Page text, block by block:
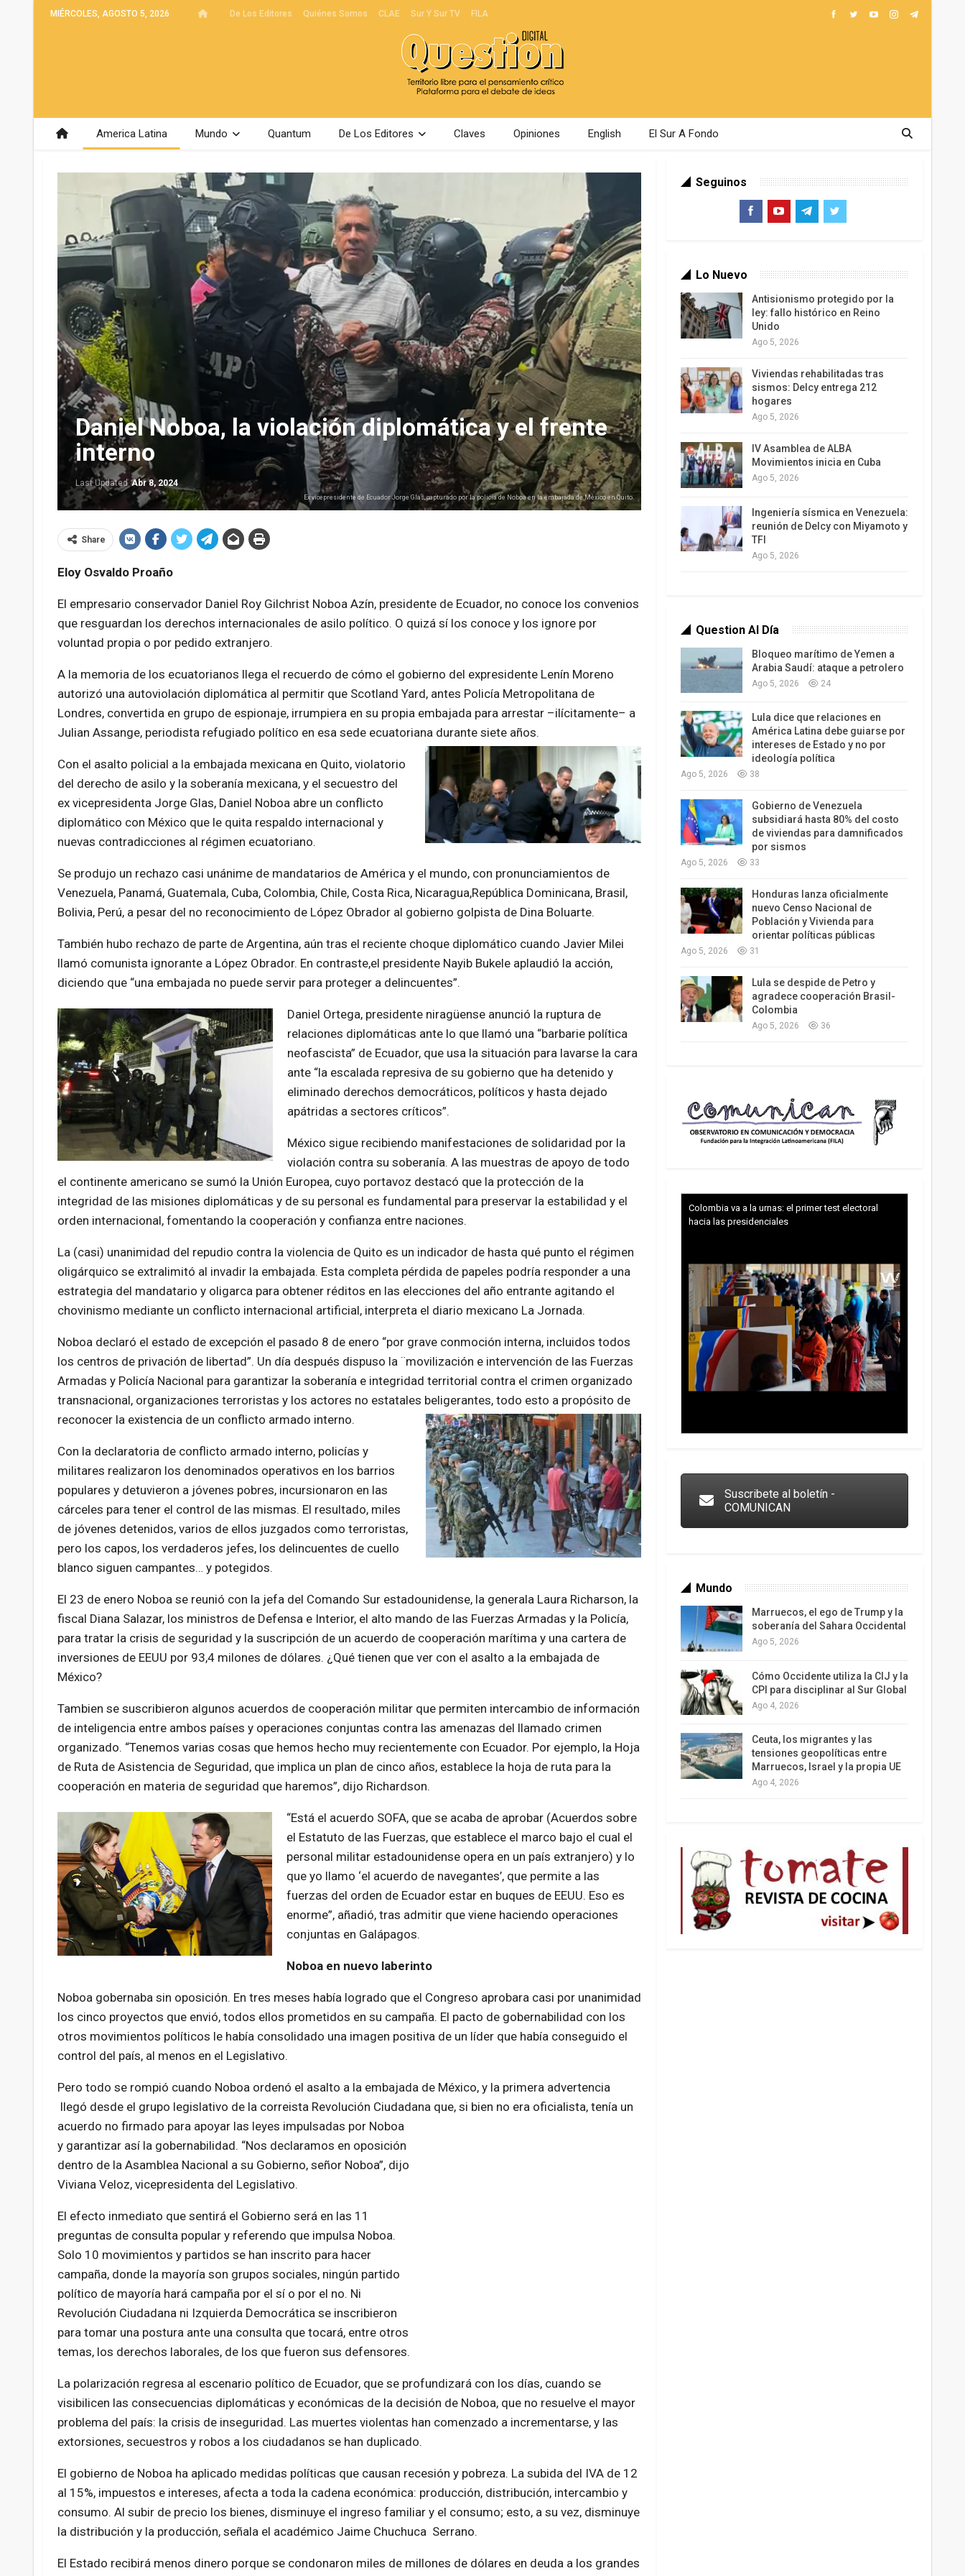
MIÉRCOLES, AGOSTO 5, 2026 De Los Editores Quiénes Somos CLAE Sur Y Sur TV FILA
America Latina Mundo Quantum De Los Editores Claves Opiniones English El Sur A Fondo
Daniel Noboa, la violación diplomática y el frente
interno
Last UpdatedAbr 8, 2024
Ex vicepresidente de Ecuador Jorge Glas, capturado por la policía de Noboa en la embajada de México en Quito.
Share
Eloy Osvaldo Proaño
El empresario conservador Daniel Roy Gilchrist Noboa Azín, presidente de Ecuador, no conoce los convenios
que resguardan los derechos internacionales de asilo político. O quizá sí los conoce y los ignore por
voluntad propia o por pedido extranjero.
A la memoria de los ecuatorianos llega el recuerdo de cómo el gobierno del expresidente Lenín Moreno
autorizó una autoviolación diplomática al permitir que Scotland Yard, antes Policía Metropolitana de
Londres, convertida en grupo de espionaje, irrumpiera en su propia embajada para arrestar –ilícitamente– a
Julian Assange, periodista refugiado político en esa sede ecuatoriana durante siete años.
Con el asalto policial a la embajada mexicana en Quito, violatorio
del derecho de asilo y la soberanía mexicana, y el secuestro del
ex vicepresidenta Jorge Glas, Daniel Noboa abre un conflicto
diplomático con México que le quita respaldo internacional y
nuevas contradicciones al régimen ecuatoriano.
Se produjo un rechazo casi unánime de mandatarios de América y el mundo, con pronunciamientos de
Venezuela, Panamá, Guatemala, Cuba, Colombia, Chile, Costa Rica, Nicaragua,República Dominicana, Brasil,
Bolivia, Perú, a pesar del no reconocimiento de López Obrador al gobierno golpista de Dina Boluarte.
También hubo rechazo de parte de Argentina, aún tras el reciente choque diplomático cuando Javier Milei
llamó comunista ignorante a López Obrador. En contraste,el presidente Nayib Bukele aplaudió la acción,
diciendo que “una embajada no puede servir para proteger a delincuentes”.
Daniel Ortega, presidente niragüense anunció la ruptura de
relaciones diplomáticas ante lo que llamó una “barbarie política
neofascista” de Ecuador, que usa la situación para lavarse la cara
ante “la escalada represiva de su gobierno que ha detenido y
eliminado derechos democráticos, políticos y hasta dejado
apátridas a sectores críticos”.
México sigue recibiendo manifestaciones de solidaridad por la
violación contra su soberanía. A las muestras de apoyo de todo
el continente americano se sumó la Unión Europea, cuyo portavoz destacó que la protección de la
integridad de las misiones diplomáticas y de su personal es fundamental para preservar la estabilidad y el
orden internacional, fomentando la cooperación y confianza entre naciones.
La (casi) unanimidad del repudio contra la violencia de Quito es un indicador de hasta qué punto el régimen
oligárquico se extralimitó al invadir la embajada. Esta completa pérdida de papeles podría responder a una
estrategia del mandatario y oligarca para obtener réditos en las elecciones del año entrante agitando el
chovinismo mediante un conflicto internacional artificial, interpreta el diario mexicano La Jornada.
Noboa declaró el estado de excepción el pasado 8 de enero “por grave conmoción interna, incluidos todos
los centros de privación de libertad”. Un día después dispuso la ¨movilización e intervención de las Fuerzas
Armadas y Policía Nacional para garantizar la soberanía e integridad territorial contra el crimen organizado
transnacional, organizaciones terroristas y los actores no estatales beligerantes, todo esto a propósito de
reconocer la existencia de un conflicto armado interno.
Con la declaratoria de conflicto armado interno, policías y
militares realizaron los denominados operativos en los barrios
populares y detuvieron a jóvenes pobres, incursionaron en las
cárceles para tener el control de las mismas. El resultado, miles
de jóvenes detenidos, varios de ellos juzgados como terroristas,
pero los capos, los verdaderos jefes, los delincuentes de cuello
blanco siguen campantes… y potegidos.
El 23 de enero Noboa se reunió con la jefa del Comando Sur estadounidense, la generala Laura Richarson, la
fiscal Diana Salazar, los ministros de Defensa e Interior, el alto mando de las Fuerzas Armadas y la Policía,
para tratar la crisis de seguridad y la suscripción de un acuerdo de cooperación marítima y una cartera de
inversiones de EEUU por 93,4 milones de dólares. ¿Qué tienen que ver con el asalto a la embajada de
México?
Tambien se suscribieron algunos acuerdos de cooperación militar que permiten intercambio de información
de inteligencia entre ambos países y operaciones conjuntas contra las amenazas del llamado crimen
organizado. “Tenemos varias cosas que hemos hecho muy recientemente con Ecuador. Por ejemplo, la Hoja
de Ruta de Asistencia de Seguridad, que implica un plan de cinco años, establece la hoja de ruta para la
cooperación en materia de seguridad que haremos”, dijo Richardson.
“Está el acuerdo SOFA, que se acaba de aprobar (Acuerdos sobre
el Estatuto de las Fuerzas, que establece el marco bajo el cual el
personal militar estadounidense opera en un país extranjero) y lo
que yo llamo ‘el acuerdo de navegantes’, que permite a las
fuerzas del orden de Ecuador estar en buques de EEUU. Eso es
enorme”, añadió, tras admitir que viene haciendo operaciones
conjuntas en Galápagos.
Noboa en nuevo laberinto
Noboa gobernaba sin oposición. En tres meses había logrado que el Congreso aprobara casi por unanimidad
los cinco proyectos que envió, todos ellos prometidos en su campaña. El pacto de gobernabilidad con los
otros movimientos políticos le había consolidado una imagen positiva de un líder que había conseguido el
control del país, al menos en el Legislativo.
Pero todo se rompió cuando Noboa ordenó el asalto a la embajada de México, y la primera advertencia
llegó desde el grupo legislativo de la correista Revolución Ciudadana que, si bien no era oficialista, tenía un
acuerdo no firmado para apoyar las leyes impulsadas por Noboa
y garantizar así la gobernabilidad. “Nos declaramos en oposición
dentro de la Asamblea Nacional a su Gobierno, señor Noboa”, dijo
Viviana Veloz, vicepresidenta del Legislativo.
El efecto inmediato que sentirá el Gobierno será en las 11
preguntas de consulta popular y referendo que impulsa Noboa.
Solo 10 movimientos y partidos se han inscrito para hacer
campaña, donde la mayoría son grupos sociales, ningún partido
político de mayoría hará campaña por el sí o por el no. Ni
Revolución Ciudadana ni Izquierda Democrática se inscribieron
para tomar una postura ante una consulta que tocará, entre otros
temas, los derechos laborales, de los que fueron sus defensores.
La polarización regresa al escenario político de Ecuador, que se profundizará con los días, cuando se
visibilicen las consecuencias diplomáticas y económicas de la decisión de Noboa, que no resuelve el mayor
problema del país: la crisis de inseguridad. Las muertes violentas han comenzado a incrementarse, y las
extorsiones, secuestros y robos a los ciudadanos se han duplicado.
El gobierno de Noboa ha aplicado medidas políticas que causan recesión y pobreza. La subida del IVA de 12
al 15%, impuestos e intereses, afecta a toda la cadena económica: producción, distribución, intercambio y
consumo. Al subir de precio los bienes, disminuye el ingreso familiar y el consumo; esto, a su vez, disminuye
la distribución y la producción, señala el académico Jaime Chuchuca Serrano.
El Estado recibirá menos dinero porque se condonaron miles de millones de dólares en deuda a los grandes
Seguinos
Lo Nuevo
Antisionismo protegido por la
ley: fallo histórico en Reino
Unido
Ago 5, 2026
Viviendas rehabilitadas tras
sismos: Delcy entrega 212
hogares
Ago 5, 2026
IV Asamblea de ALBA
Movimientos inicia en Cuba
Ago 5, 2026
Ingeniería sísmica en Venezuela:
reunión de Delcy con Miyamoto y
TFI
Ago 5, 2026
Question Al Día
Bloqueo marítimo de Yemen a
Arabia Saudí: ataque a petrolero
Ago 5, 2026 24
Lula dice que relaciones en
América Latina debe guiarse por
intereses de Estado y no por
ideología política
Ago 5, 2026 38
Gobierno de Venezuela
subsidiará hasta 80% del costo
de viviendas para damnificados
por sismos
Ago 5, 2026 33
Honduras lanza oficialmente
nuevo Censo Nacional de
Población y Vivienda para
orientar políticas públicas
Ago 5, 2026 31
Lula se despide de Petro y
agradece cooperación Brasil-
Colombia
Ago 5, 2026 36
Colombia va a la urnas: el primer test electoral
hacia las presidenciales
Los latinos le van dando la espalda a Trump
Suscribete al boletín -
COMUNICAN
Mundo
Marruecos, el ego de Trump y la
soberanía del Sahara Occidental
Ago 5, 2026
Cómo Occidente utiliza la CIJ y la
CPI para disciplinar al Sur Global
Ago 4, 2026
Ceuta, los migrantes y las
tensiones geopolíticas entre
Marruecos, Israel y la propia UE
Ago 4, 2026